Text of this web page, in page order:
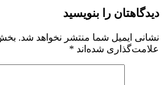
دیدگاهتان را بنویسید
نشانی ایمیل شما منتشر نخواهد شد.
علامت‌گذاری شده‌اند *